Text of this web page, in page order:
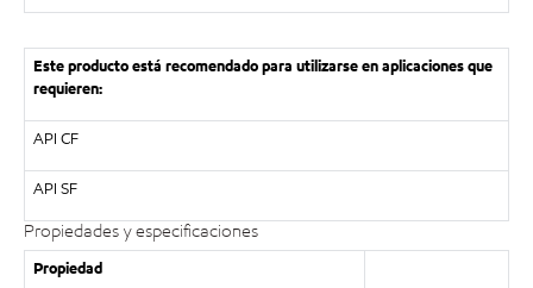
Este producto está recomendado para utilizarse en aplicaciones que
requieren:
API CF
API SF
Propiedades y especificaciones
Propiedad